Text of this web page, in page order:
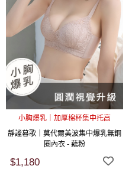
小胸爆乳｜加厚棉杯集中托高
靜謐暮歌｜莫代爾美波集中爆乳無鋼
圈內衣 - 藕粉
$1,180